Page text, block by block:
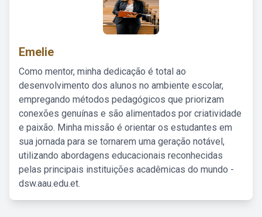
Emelie
Como mentor, minha dedicação é total ao
desenvolvimento dos alunos no ambiente escolar,
empregando métodos pedagógicos que priorizam
conexões genuínas e são alimentados por criatividade
e paixão. Minha missão é orientar os estudantes em
sua jornada para se tornarem uma geração notável,
utilizando abordagens educacionais reconhecidas
pelas principais instituições acadêmicas do mundo -
dsw.aau.edu.et.